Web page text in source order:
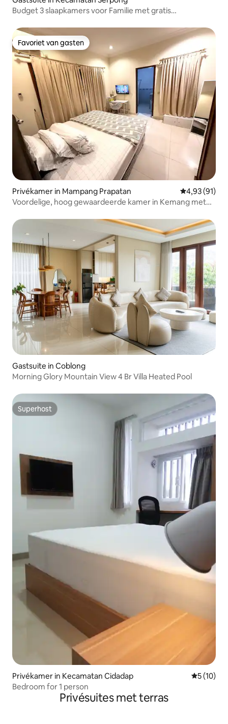
Budget 3 slaapkamers voor Familie met gratis
Favoriet van gasten
Favoriet van gasten
Privékamer in Mampang Prapatan Gemiddelde
4,93 (91)
Voordelige, hoog gewaardeerde kamer in Kemang met
Gastsuite in Coblong
Morning Glory Mountain View 4 Br Villa Heated Pool
Superhost
Superhost
Privékamer in Kecamatan Cidadap
5 (10)
Bedroom for 1 person
Privésuites met terras